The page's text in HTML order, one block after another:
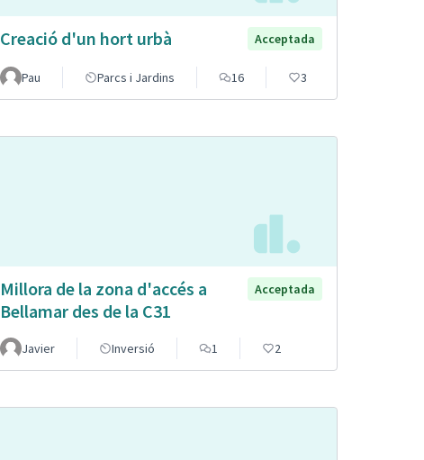
Creació d'un hort urbà Acceptada
Pau Parcs i Jardins 16 3
Millora de la zona d'accés a
Bellamar des de la C31
Acceptada
Javier Inversió 1 2